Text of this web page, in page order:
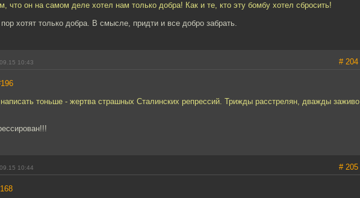
что он на самом деле хотел нам только добра! Как и те, кто эту бомбу хотел сбросить!
хотят только добра. В смысле, придти и все добро забрать.
10:43 # 204
тоньше - жертва страшных Сталинских репрессий. Трижды расстрелян, дважды заживо
10:44 # 205